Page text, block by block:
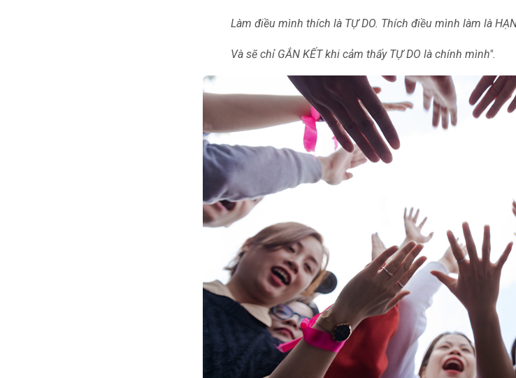
Làm điều mình thích là TỰ DO. Thích điều mình làm là
Và sẽ chỉ GẮN KẾT khi cảm thấy TỰ DO là chính mình".